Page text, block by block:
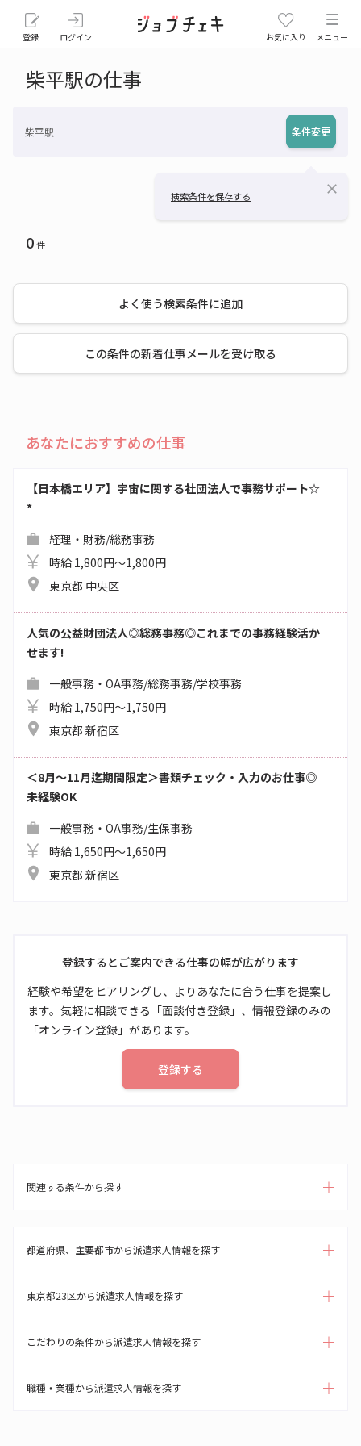
登録 ログイン お気に入り メニュー
柴平駅の仕事
柴平駅 条件変更
検索条件を保存する close
0件
よく使う検索条件に追加
この条件の新着仕事メールを受け取る
あなたにおすすめの仕事
【日本橋エリア】宇宙に関する社団法人で事務サポート☆
*
経理・財務/総務事務
時給 1,800円～1,800円
東京都 中央区
人気の公益財団法人◎総務事務◎これまでの事務経験活か
せます!
一般事務・OA事務/総務事務/学校事務
時給 1,750円～1,750円
東京都 新宿区
＜8月～11月迄期間限定＞書類チェック・入力のお仕事◎
未経験OK
一般事務・OA事務/生保事務
時給 1,650円～1,650円
東京都 新宿区
登録するとご案内できる仕事の幅が広がります
経験や希望をヒアリングし、よりあなたに合う仕事を提案し
ます。気軽に相談できる「面談付き登録」、情報登録のみの
「オンライン登録」があります。
登録する
関連する条件から探す
都道府県、主要都市から派遣求人情報を探す
東京都23区から派遣求人情報を探す
こだわりの条件から派遣求人情報を探す
職種・業種から派遣求人情報を探す